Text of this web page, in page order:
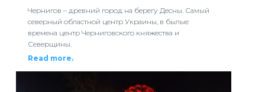
Чернигов – древний город на берегу Десны. Самый
северный областной центр Украины, в былые
времена центр Черниговского княжества и
Северщины.
Read more.